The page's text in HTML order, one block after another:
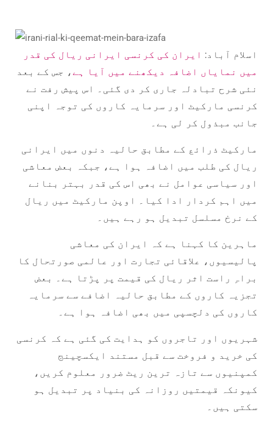
اسلام آباد: ایران کی کرنسی ایرانی ریال کی قدر
میں نمایاں اضافہ دیکھنے میں آیا ہے، جس کے بعد
نئی شرح تبادلہ جاری کر دی گئی۔ اس پیش رفت نے
کرنسی مارکیٹ اور سرمایہ کاروں کی توجہ اپنی
جانب مبذول کر لی ہے۔
مارکیٹ ذرائع کے مطابق حالیہ دنوں میں ایرانی
ریال کی طلب میں اضافہ ہوا ہے، جبکہ بعض معاشی
اور سیاسی عوامل نے بھی اس کی قدر بہتر بنانے
میں اہم کردار ادا کیا۔ اوپن مارکیٹ میں ریال
کے نرخ مسلسل تبدیل ہو رہے ہیں۔
ماہرین کا کہنا ہے کہ ایران کی معاشی
پالیسیوں، علاقائی تجارت اور عالمی صورتحال کا
براہِ راست اثر ریال کی قیمت پر پڑتا ہے۔ بعض
تجزیہ کاروں کے مطابق حالیہ اضافے سے سرمایہ
کاروں کی دلچسپی میں بھی اضافہ ہوا ہے۔
شہریوں اور تاجروں کو ہدایت کی گئی ہے کہ کرنسی
کی خرید و فروخت سے قبل مستند ایکسچینج
کمپنیوں سے تازہ ترین ریٹ ضرور معلوم کریں،
کیونکہ قیمتیں روزانہ کی بنیاد پر تبدیل ہو
سکتی ہیں۔